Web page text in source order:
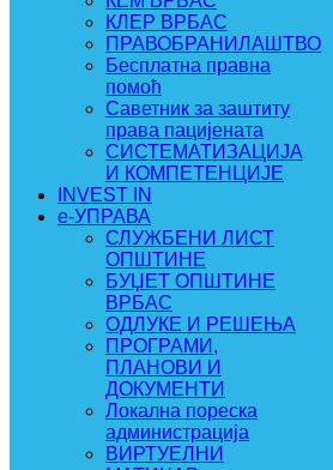
КЛЕР ВРБАС
ПРАВОБРАНИЛАШТВО
Бесплатна правна
помоћ
Саветник за заштиту
права пацијената
СИСТЕМАТИЗАЦИЈА
И КОМПЕТЕНЦИЈЕ
INVEST IN
e-УПРАВА
СЛУЖБЕНИ ЛИСТ
ОПШТИНЕ
БУЏЕТ ОПШТИНЕ
ВРБАС
ОДЛУКЕ И РЕШЕЊА
ПРОГРАМИ,
ПЛАНОВИ И
ДОКУМЕНТИ
Локална пореска
администрација
ВИРТУЕЛНИ